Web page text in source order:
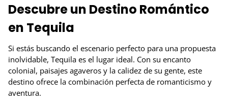
Descubre un Destino Romántico
en Tequila
Si estás buscando el escenario perfecto para una propuesta
inolvidable, Tequila es el lugar ideal. Con su encanto
colonial, paisajes agaveros y la calidez de su gente, este
destino ofrece la combinación perfecta de romanticismo y
aventura.